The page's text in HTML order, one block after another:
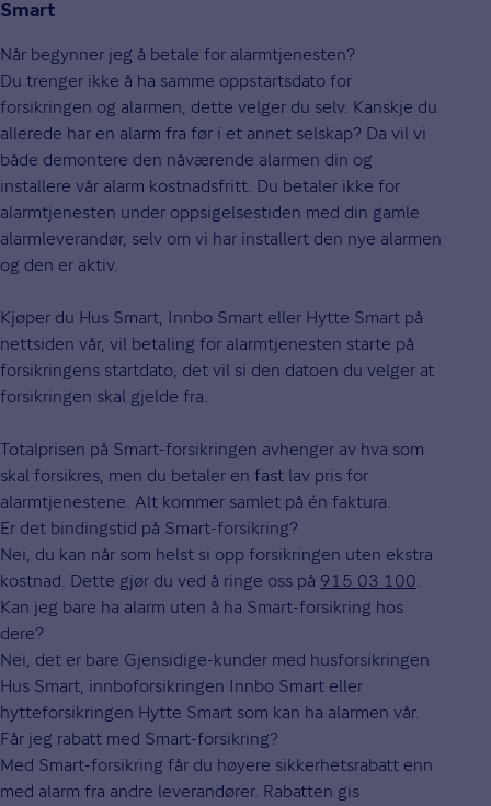
Smart
Når begynner jeg å betale for alarmtjenesten?
Du trenger ikke å ha samme oppstartsdato for
forsikringen og alarmen, dette velger du selv. Kanskje du
allerede har en alarm fra før i et annet selskap? Da vil vi
både demontere den nåværende alarmen din og
installere vår alarm kostnadsfritt. Du betaler ikke for
alarmtjenesten under oppsigelsestiden med din gamle
alarmleverandør, selv om vi har installert den nye alarmen
og den er aktiv.
Kjøper du Hus Smart, Innbo Smart eller Hytte Smart på
nettsiden vår, vil betaling for alarmtjenesten starte på
forsikringens startdato, det vil si den datoen du velger at
forsikringen skal gjelde fra.
Totalprisen på Smart-forsikringen avhenger av hva som
skal forsikres, men du betaler en fast lav pris for
alarmtjenestene. Alt kommer samlet på én faktura.
Er det bindingstid på Smart-forsikring?
Nei, du kan når som helst si opp forsikringen uten ekstra
kostnad. Dette gjør du ved å ringe oss på 915 03 100.
Kan jeg bare ha alarm uten å ha Smart-forsikring hos
dere?
Nei, det er bare Gjensidige-kunder med husforsikringen
Hus Smart, innboforsikringen Innbo Smart eller
hytteforsikringen Hytte Smart som kan ha alarmen vår.
Får jeg rabatt med Smart-forsikring?
Med Smart-forsikring får du høyere sikkerhetsrabatt enn
med alarm fra andre leverandører. Rabatten gis